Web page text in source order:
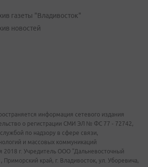
газеты "Владивосток"
новостей
информация сетевого издания
о регистрации СМИ ЭЛ № ФС 77 - 72742,
по надзору в сфере связи,
и массовых коммуникаций
2018 г. Учредитель ООО "Дальневосточный
край, г. Владивосток, ул. Уборевича,